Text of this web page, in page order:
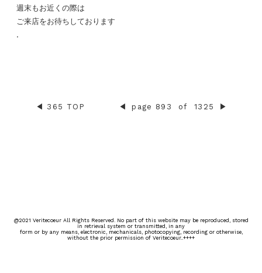
週末もお近くの際は
ご来店をお待ちしております
.
◀︎ 365 TOP ◀︎ page 893 of 1325 ▶︎
@2021 Veritecoeur All Rights Reserved. No part of this website may be reproduced, stored
in retrieval system or transmitted, in any
form or by any means, electronic, mechanicals, photocopying, recording or otherwise,
without the prior permission of Veritecoeur..++++